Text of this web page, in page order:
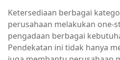
Ketersediaan berbagai
perusahaan melakukan one-
pengadaan berbagai
Pendekatan ini tidak hanya